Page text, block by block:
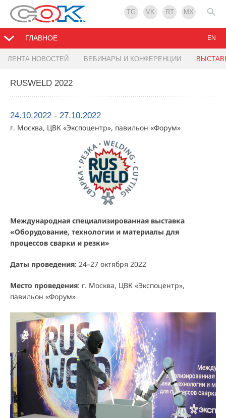
TG VK RT MX
ГЛАВНОЕ
ЛЕНТА НОВОСТЕЙ ВЕБИНАРЫ И КОНФЕРЕНЦИИ
EN
RUSWELD 2022
24.10.2022 - 27.10.2022
г. Москва, ЦВК «Экспоцентр», павильон «Форум»
Международная специализированная выставка
«Оборудование, технологии и материалы для
процессов сварки и резки»
Даты проведения: 24–27 октября 2022
Место проведения: г. Москва, ЦВК «Экспоцентр»,
павильон «Форум»